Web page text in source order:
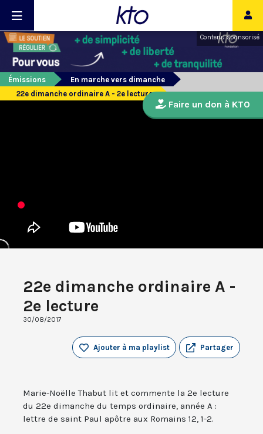
Contenu sponsorisé
Émissions
En marche vers dimanche
22e dimanche ordinaire A - 2e lecture
22e dimanche ordinaire A -
2e lecture
30/08/2017
Partager
Ajouter à ma playlist
Marie-Noëlle Thabut lit et commente la 2e lecture
du 22e dimanche du temps ordinaire, année A :
lettre de saint Paul apôtre aux Romains 12, 1-2.
Faire un don à KTO